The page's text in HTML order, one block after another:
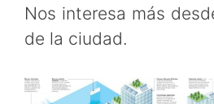
Nos interesa más
de la ciudad.